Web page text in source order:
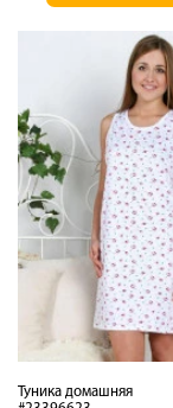
Туника домашняя